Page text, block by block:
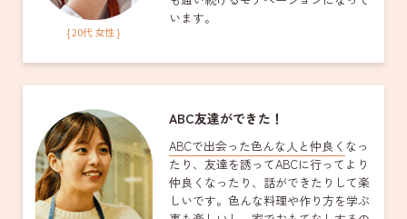
{ 20代 女性 }
います。
ABC友達ができた！
ABCで出会った色んな人と仲良く なっ
たり、友達を誘ってABCに行ってより
仲良くなったり、話ができたりして楽
しいです。色んな料理や作り方を学ぶ